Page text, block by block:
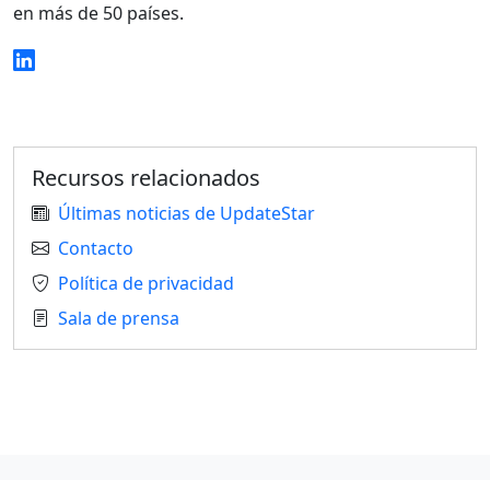
en más de 50 países.
Recursos relacionados
Últimas noticias de UpdateStar
Contacto
Política de privacidad
Sala de prensa